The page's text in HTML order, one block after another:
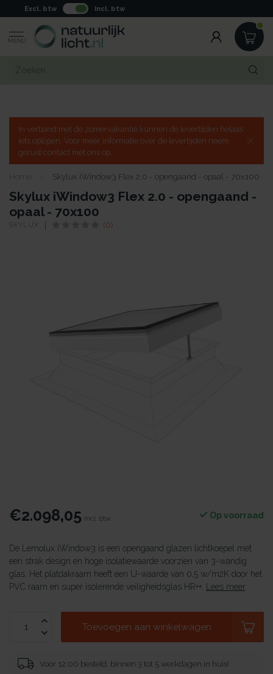
Excl. btw Incl. btw
MENU
In verband met de zomervakantie kunnen de levertijden helaas
iets oplopen. Voor meer informatie over de levertijden neem
gerust contact met ons op.
Home Skylux iWindow3 Flex 2.0 - opengaand - opaal - 70x100
Skylux iWindow3 Flex 2.0 - opengaand -
opaal - 70x100
SKYLUX (0)
€2.098,05 Incl. btw Op voorraad
De Lemolux iWindow3 is een opengaand glazen lichtkoepel met
een strak design en hoge isolatiewaarde voorzien van 3-wandig
glas. Het platdakraam heeft een U-waarde van 0,5 w/m2K door het
PVC raam en super isolerende veiligheidsglas HR++.
Lees meer.
Toevoegen aan winkelwagen
Voor 12:00 besteld, binnen 3 tot 5 werkdagen in huis!